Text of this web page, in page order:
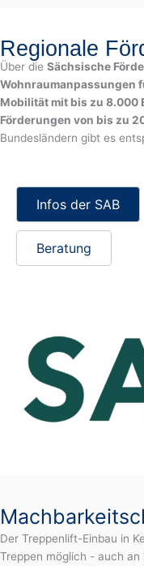
Regionale
Über die Sächsische
Wohnraumanpassungen
Mobilität mit bis zu 8.000
Förderungen von bis zu
Bundesländern gibt es
Infos der SAB
Beratung
Der Treppenlift-Einbau in
Treppen möglich - auch